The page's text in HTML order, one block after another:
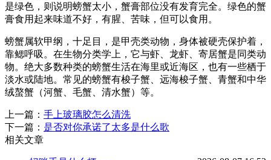
是绿色，则说明螃蟹太小，蟹膏部位没有发育完全。绿色的蟹
膏食用起来味道不好，有腥、苦味，但可以食用。
螃蟹属软甲纲，十足目，是甲壳类动物，身体被硬壳保护着，
靠鳃呼吸。在生物分类学上，它与虾、龙虾、寄居蟹是同类动
物。绝大多数种类的螃蟹生活在海里或近海区，也有一些栖于
淡水或陆地。常见的螃蟹有梭子蟹、远海梭子蟹、青蟹和中华
绒螯蟹（河蟹、毛蟹、清水蟹）等。
上一篇： 手上玻璃胶怎么清洗
下一篇： 是否对你承诺了太多是什么歌
相关文章